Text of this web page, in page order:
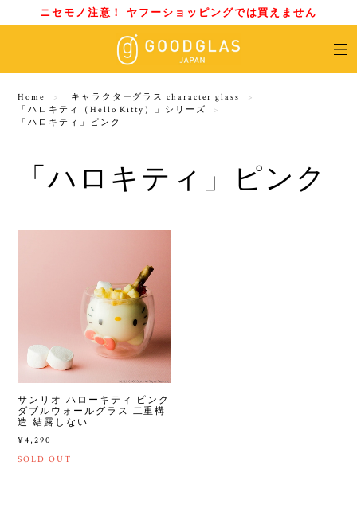
ニセモノ注意！ ヤフーショッピングでは買えません
Home
キャラクターグラス character glass
「ハロキティ（‎Hello Kitty）」シリーズ
「ハロキティ」ピンク
「ハロキティ」ピンク
サンリオ ハローキティ ピンク
ダブルウォールグラス 二重構
造 結露しない
¥4,290
SOLD OUT